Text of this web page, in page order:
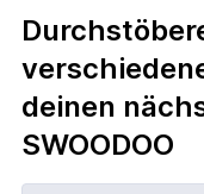
deinen
SWOODOO